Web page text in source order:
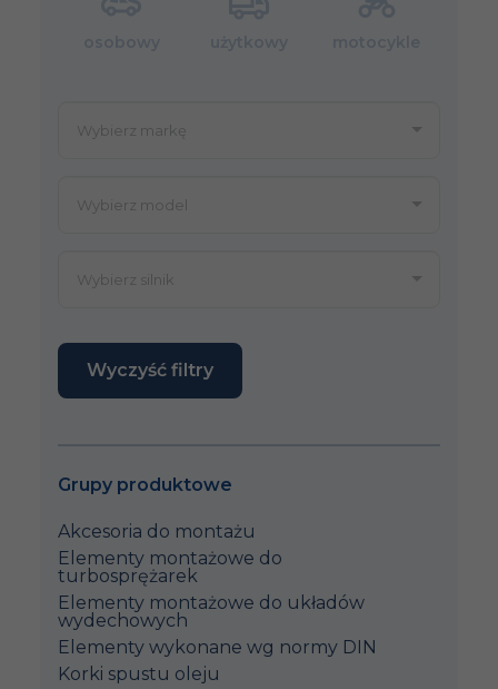
Wyczyść filtry
Grupy produktowe
Akcesoria do montażu
Elementy montażowe do
turbosprężarek
Elementy montażowe do układów
wydechowych
Elementy wykonane wg normy DIN
Korki spustu oleju